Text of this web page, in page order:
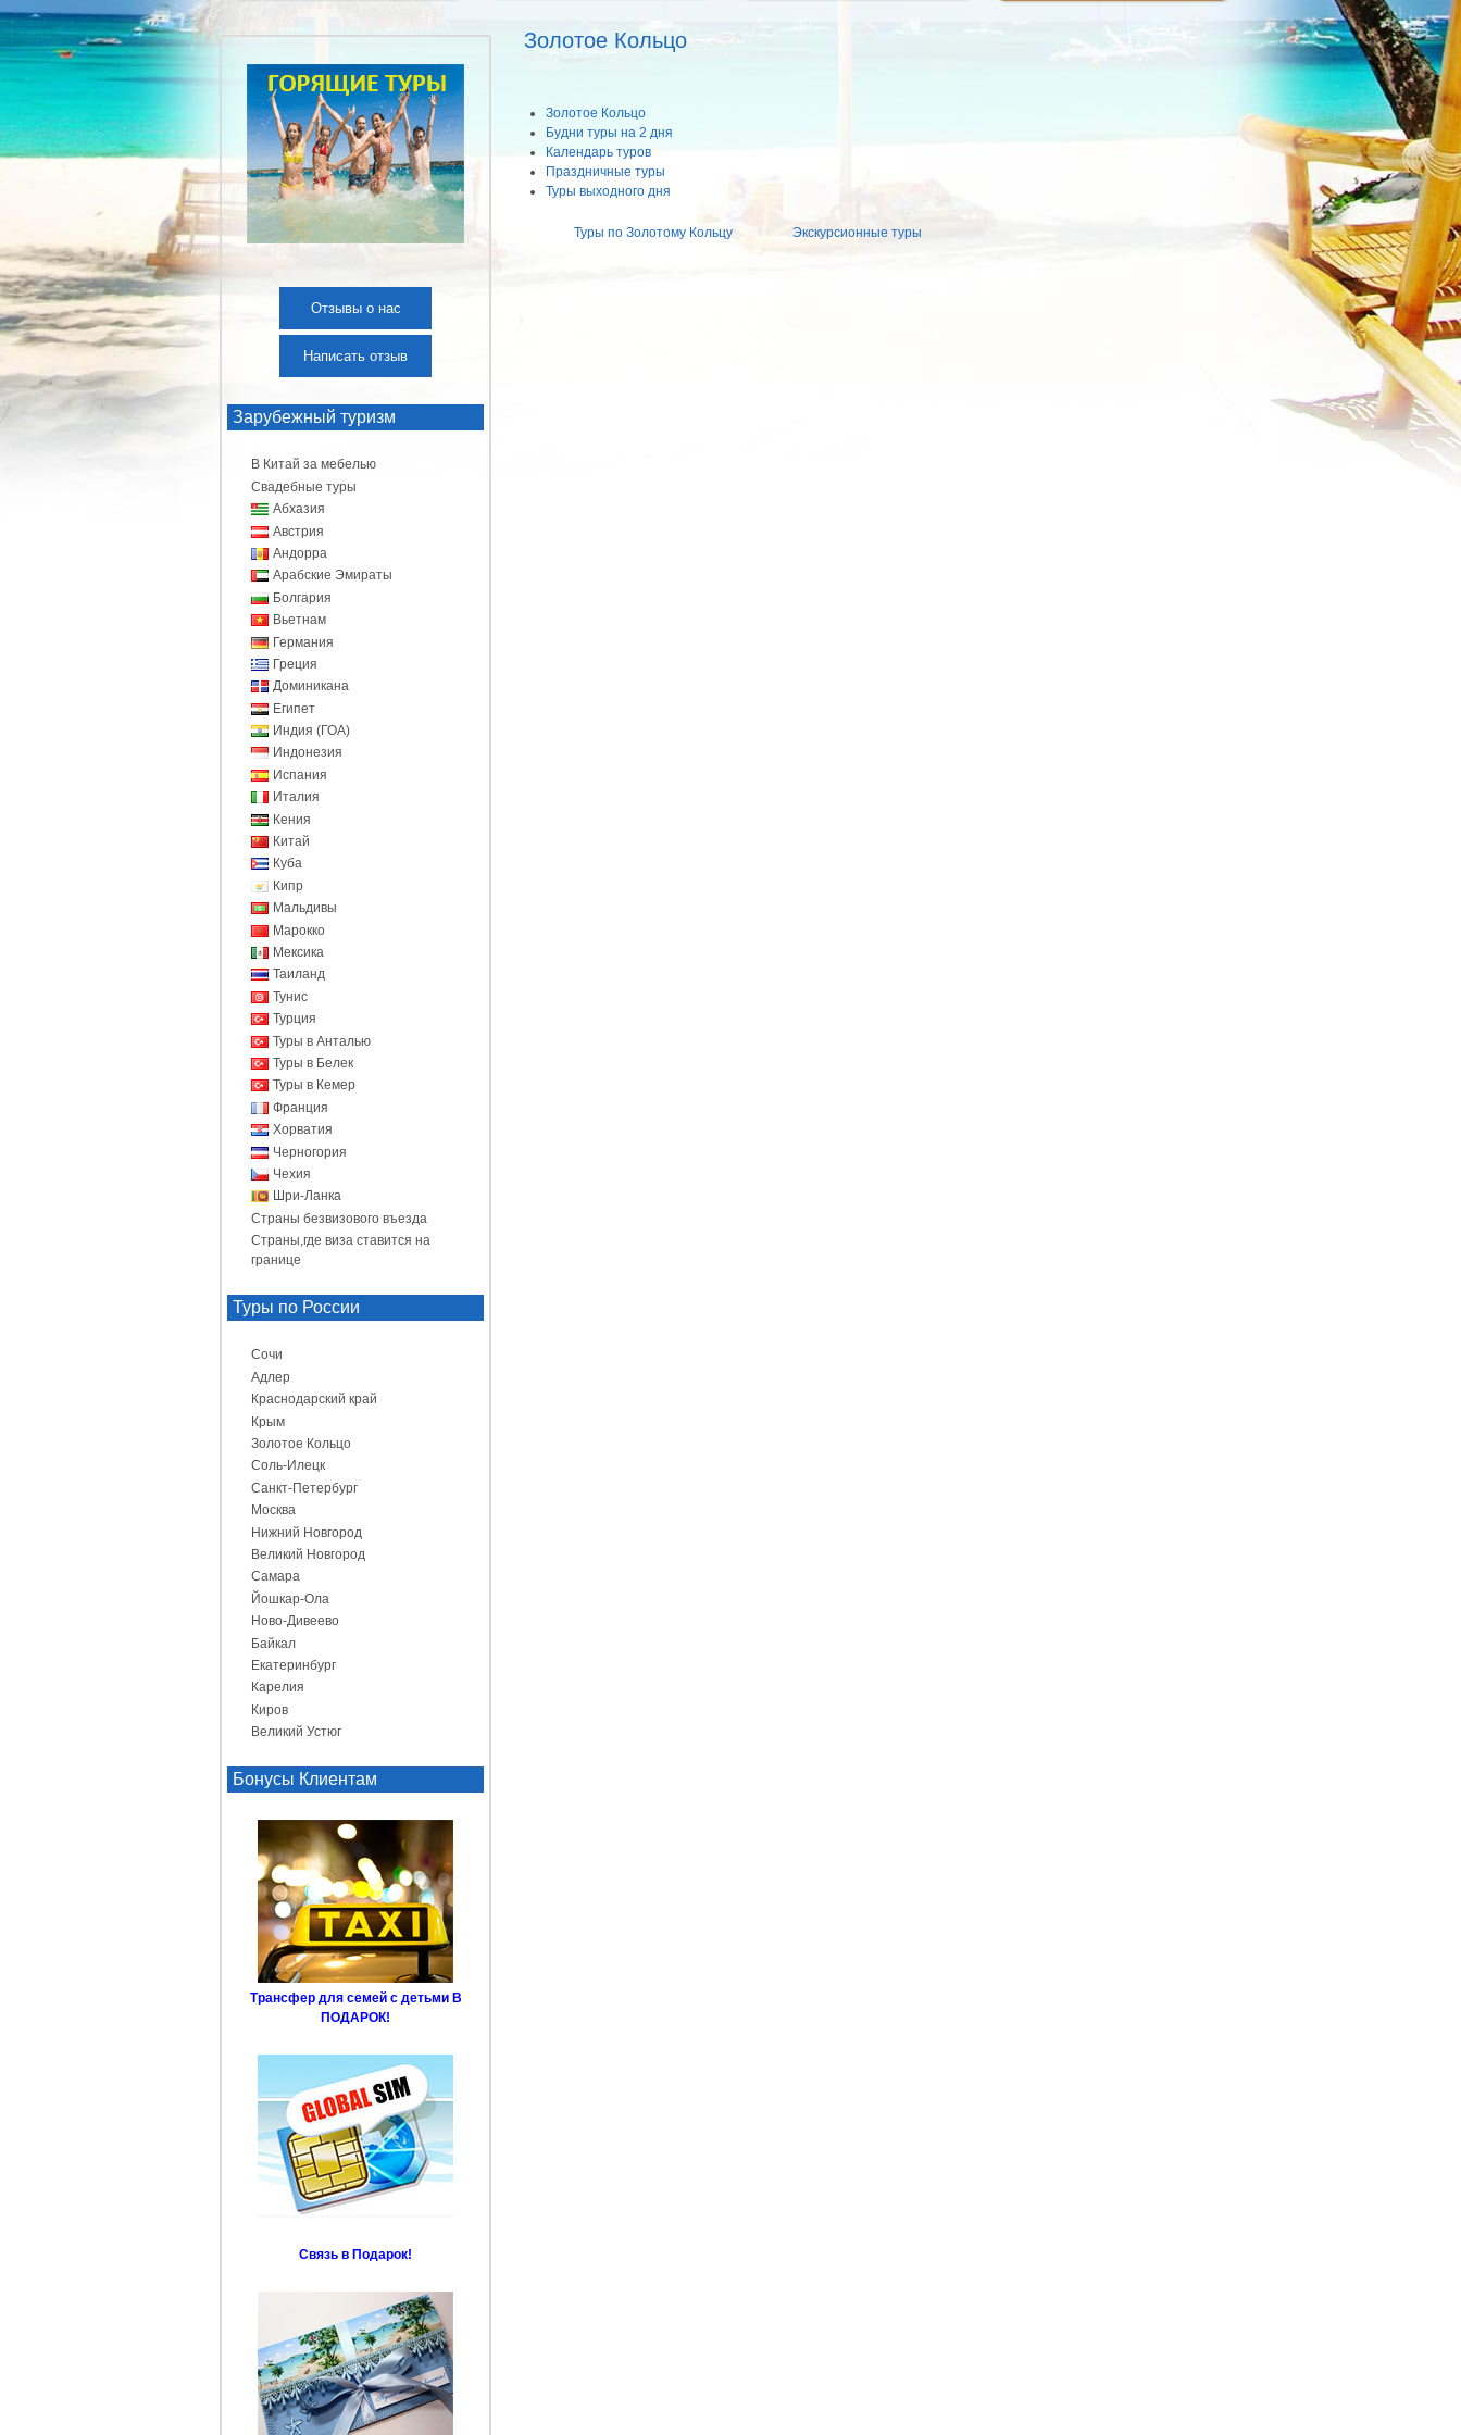
Золотое Кольцо
Золотое Кольцо
Будни туры на 2 дня
Календарь туров
Праздничные туры
Туры выходного дня
Туры по Золотому Кольцу Экскурсионные туры
Отзывы о нас
Написать отзыв
Зарубежный туризм
В Китай за мебелью
Свадебные туры
Абхазия
Австрия
Андорра
Арабские Эмираты
Болгария
Вьетнам
Германия
Греция
Доминикана
Египет
Индия (ГОА)
Индонезия
Испания
Италия
Кения
Китай
Куба
Кипр
Мальдивы
Марокко
Мексика
Таиланд
Тунис
Турция
Туры в Анталью
Туры в Белек
Туры в Кемер
Франция
Хорватия
Черногория
Чехия
Шри-Ланка
Страны безвизового въезда
Страны,где виза ставится на
границе
Туры по России
Сочи
Адлер
Краснодарский край
Крым
Золотое Кольцо
Соль-Илецк
Санкт-Петербург
Москва
Нижний Новгород
Великий Новгород
Самара
Йошкар-Ола
Ново-Дивеево
Байкал
Екатеринбург
Карелия
Киров
Великий Устюг
Бонусы Клиентам
Трансфер для семей с детьми В
ПОДАРОК!
Связь в Подарок!